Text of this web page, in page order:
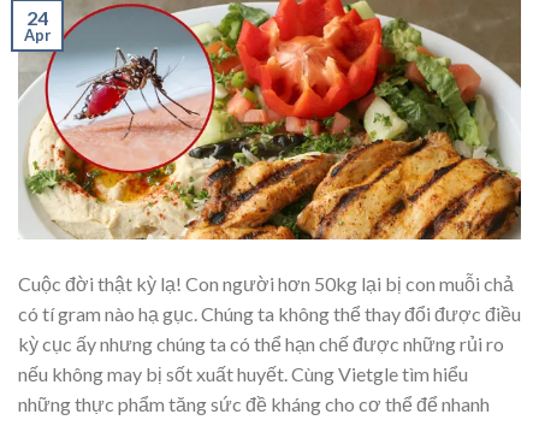
24
Apr
Cuộc đời thật kỳ lạ! Con người hơn 50kg lại bị con muỗi chả
có tí gram nào hạ gục. Chúng ta không thể thay đổi được điều
kỳ cục ấy nhưng chúng ta có thể hạn chế được những rủi ro
nếu không may bị sốt xuất huyết. Cùng Vietgle tìm hiểu
những thực phẩm tăng sức đề kháng cho cơ thể để nhanh